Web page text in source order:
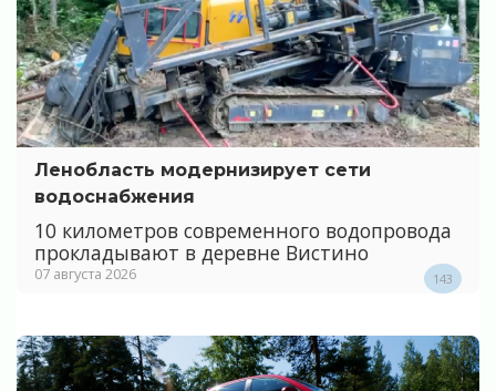
Ленобласть модернизирует сети
водоснабжения
10 километров современного водопровода
прокладывают в деревне Вистино
07 августа 2026 143